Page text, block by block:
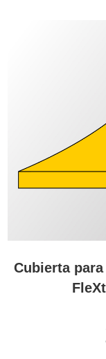
Cubierta